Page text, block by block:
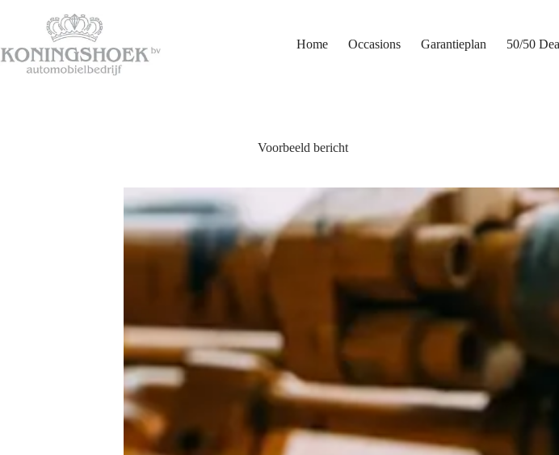
inhoud
Home Occasions Garantieplan 50/50
Voorbeeld bericht